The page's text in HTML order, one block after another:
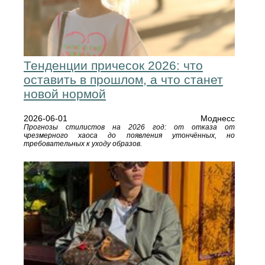
Тенденции причесок 2026: что
оставить в прошлом, а что станет
новой нормой
2026-06-01 Моднесс
Прогнозы стилистов на 2026 год: от отказа от
чрезмерного хаоса до появления утончённых, но
требовательных к уходу образов.